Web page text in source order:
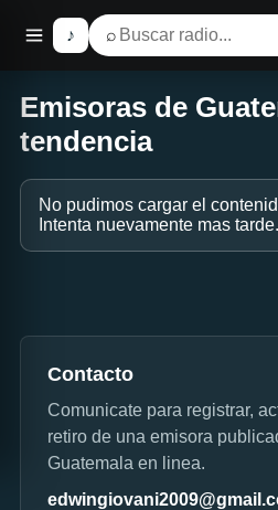
♪ ⌕
Emisoras de
tendencia
No pudimos cargar el
Intenta nuevamente mas tarde.
Contacto
Comunicate para registrar,
retiro de una emisora
Guatemala en linea.